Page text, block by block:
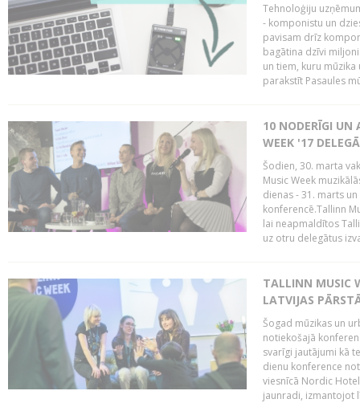
Tehnoloģiju
- komponistu un
pavisam drīz
bagātina dzīvi
un tiem, kuru
parakstīt Pasaules
10 NODERĪGI UN
WEEK '17
Šodien, 30. marta
Music Week
dienas - 31. marts
konferencē.Tallinn
lai neapmaldītos
uz otru delegātus
TALLINN MUSIC
LATVIJAS
Šogad mūzikas un
notiekošajā
svarīgi jautājumi kā
dienu konference
viesnīcā Nordic
jaunradi, izmantojot